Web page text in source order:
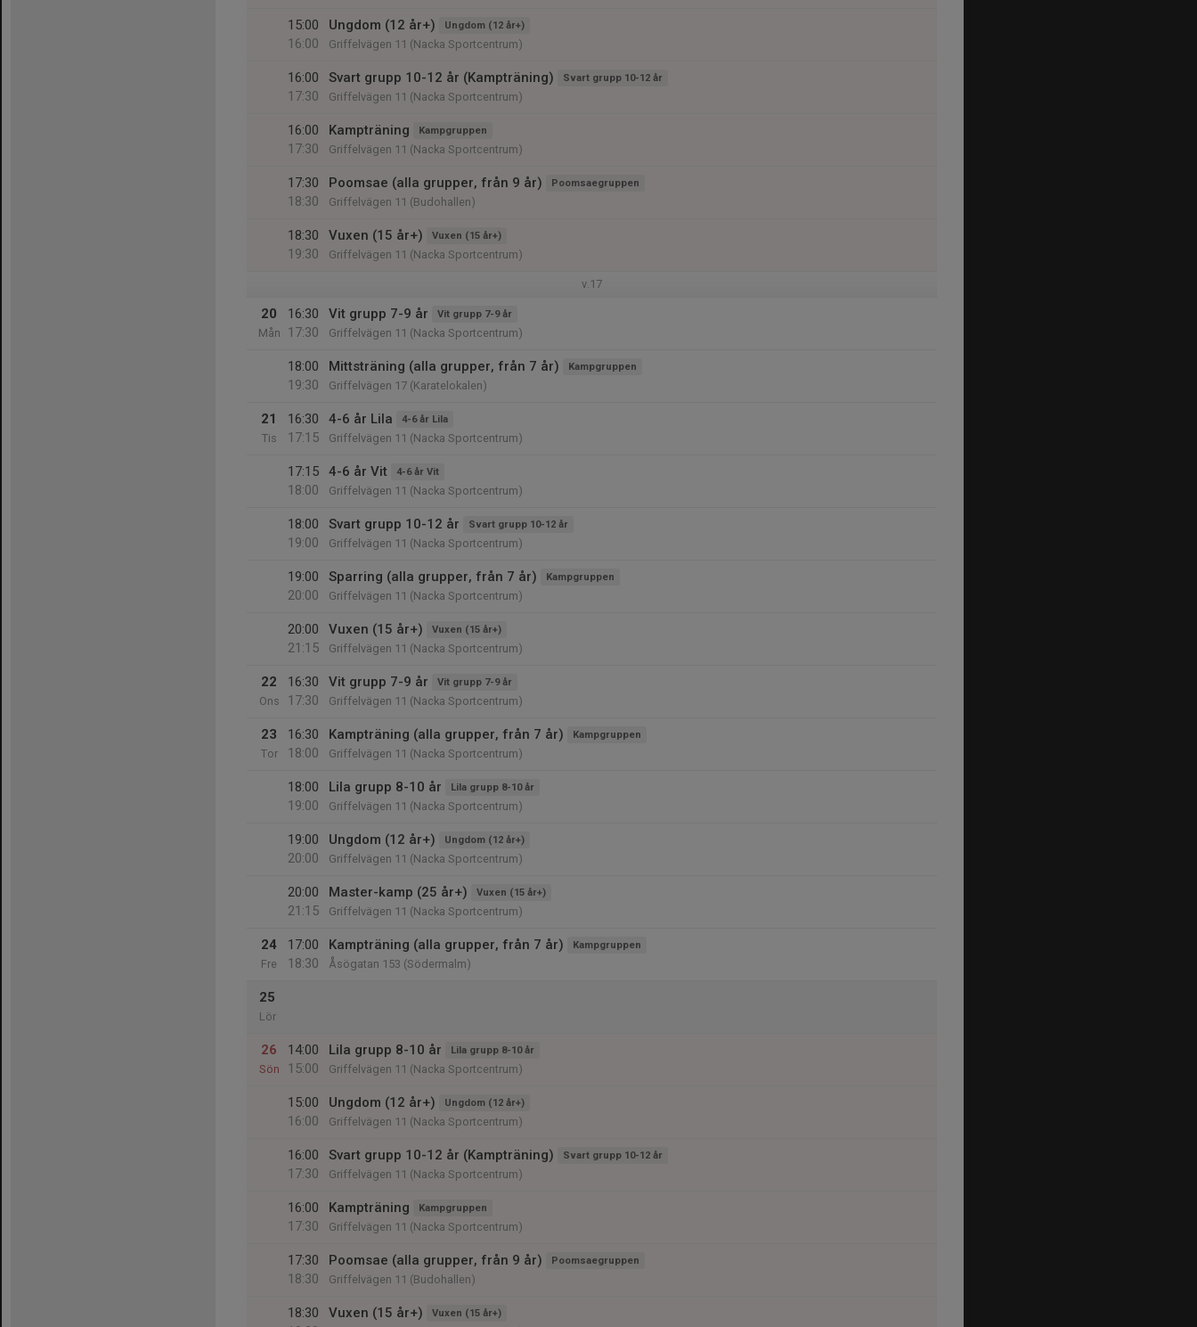
15:00
16:00
Ungdom (12 år+) Ungdom (12 år+)
Griffelvägen 11 (Nacka Sportcentrum)
16:00
17:30
Svart grupp 10-12 år (Kampträning) Svart grupp 10-12 år
Griffelvägen 11 (Nacka Sportcentrum)
16:00
17:30
Kampträning Kampgruppen
Griffelvägen 11 (Nacka Sportcentrum)
17:30
18:30
Poomsae (alla grupper, från 9 år) Poomsaegruppen
Griffelvägen 11 (Budohallen)
18:30
19:30
Vuxen (15 år+) Vuxen (15 år+)
Griffelvägen 11 (Nacka Sportcentrum)
v.17
20
Mån
16:30
17:30
Vit grupp 7-9 år Vit grupp 7-9 år
Griffelvägen 11 (Nacka Sportcentrum)
18:00
19:30
Mittsträning (alla grupper, från 7 år) Kampgruppen
Griffelvägen 17 (Karatelokalen)
21
Tis
16:30
17:15
4-6 år Lila 4-6 år Lila
Griffelvägen 11 (Nacka Sportcentrum)
17:15
18:00
4-6 år Vit 4-6 år Vit
Griffelvägen 11 (Nacka Sportcentrum)
18:00
19:00
Svart grupp 10-12 år Svart grupp 10-12 år
Griffelvägen 11 (Nacka Sportcentrum)
19:00
20:00
Sparring (alla grupper, från 7 år) Kampgruppen
Griffelvägen 11 (Nacka Sportcentrum)
20:00
21:15
Vuxen (15 år+) Vuxen (15 år+)
Griffelvägen 11 (Nacka Sportcentrum)
22
Ons
16:30
17:30
Vit grupp 7-9 år Vit grupp 7-9 år
Griffelvägen 11 (Nacka Sportcentrum)
23
Tor
16:30
18:00
Kampträning (alla grupper, från 7 år) Kampgruppen
Griffelvägen 11 (Nacka Sportcentrum)
18:00
19:00
Lila grupp 8-10 år Lila grupp 8-10 år
Griffelvägen 11 (Nacka Sportcentrum)
19:00
20:00
Ungdom (12 år+) Ungdom (12 år+)
Griffelvägen 11 (Nacka Sportcentrum)
20:00
21:15
Master-kamp (25 år+) Vuxen (15 år+)
Griffelvägen 11 (Nacka Sportcentrum)
24
Fre
17:00
18:30
Kampträning (alla grupper, från 7 år) Kampgruppen
Åsögatan 153 (Södermalm)
25
Lör
26
Sön
14:00
15:00
Lila grupp 8-10 år Lila grupp 8-10 år
Griffelvägen 11 (Nacka Sportcentrum)
15:00
16:00
Ungdom (12 år+) Ungdom (12 år+)
Griffelvägen 11 (Nacka Sportcentrum)
16:00
17:30
Svart grupp 10-12 år (Kampträning) Svart grupp 10-12 år
Griffelvägen 11 (Nacka Sportcentrum)
16:00
17:30
Kampträning Kampgruppen
Griffelvägen 11 (Nacka Sportcentrum)
17:30
18:30
Poomsae (alla grupper, från 9 år) Poomsaegruppen
Griffelvägen 11 (Budohallen)
18:30
Vuxen (15 år+) Vuxen (15 år+)